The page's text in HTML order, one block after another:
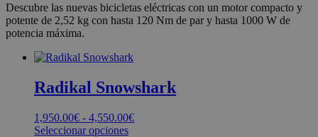
Descubre las nuevas bicicletas eléctricas con un motor compacto y
potente de 2,52 kg con hasta 120 Nm de par y hasta 1000 W de
potencia máxima.
Radikal Snowshark
1,950.00€ - 4,550.00€Rango
Seleccionar opciones